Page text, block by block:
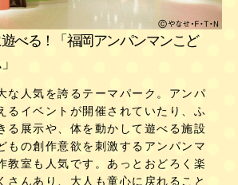
べる！「福岡アンパンマンこど
な人気を誇るテーマパーク。アンパ
るイベントが開催されていたり、ふ
る展示や、体を動かして遊べる施設
もの創作意欲を刺激するアンパンマ
教室も人気です。あっとおどろく楽
さんあり、大人も童心に戻れること